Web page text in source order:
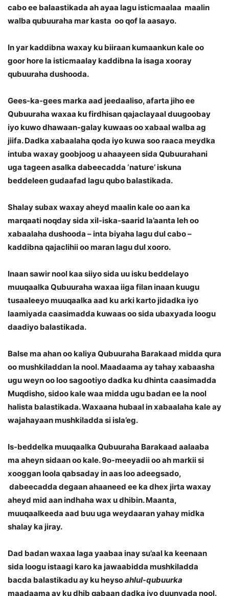
cabo ee balaastikada ah ayaa lagu isticmaalaa maalin
walba qubuuraha mar kasta oo qof la aasayo.
In yar kaddibna waxay ku biiraan kumaankun kale oo
goor hore la isticmaalay kaddibna la isaga xooray
qubuuraha dushooda.
Gees-ka-gees marka aad jeedaaliso, afarta jiho ee
Qubuuraha waxaa ku firdhisan qajaclayaal duugoobay
iyo kuwo dhawaan-galay kuwaas oo xabaal walba ag
jiifa. Dadka xabaalaha qoda iyo kuwa soo raaca meydka
intuba waxay goobjoog u ahaayeen sida Qubuurahani
uga tageen asalka dabeecadda ‘nature’ iskuna
beddeleen gudaafad lagu qubo balastikada.
Shalay subax waxay aheyd maalin kale oo aan ka
marqaati noqday sida xil-iska-saarid la’aanta leh oo
xabaalaha dushooda – inta biyaha lagu dul cabo –
kaddibna qajaclihii oo maran lagu dul xooro.
Inaan sawir nool kaa siiyo sida uu isku beddelayo
muuqaalka Qubuuraha waxaa iiga filan inaan kuugu
tusaaleeyo muuqaalka aad ku arki karto jidadka iyo
laamiyada caasimadda kuwaas oo sida ubaxyada loogu
daadiyo balastikada.
Balse ma ahan oo kaliya Qubuuraha Barakaad midda qura
oo mushkiladdan la nool. Maadaama ay tahay xabaasha
ugu weyn oo loo sagootiyo dadka ku dhinta caasimadda
Muqdisho, sidoo kale waa midda ugu badan ee la nool
halista balastikada. Waxaana hubaal in xabaalaha kale ay
wajahayaan mushkiladda si isla’eg.
Is-beddelka muuqaalka Qubuuraha Barakaad aalaaba
ma aheyn sidaan oo kale. 9o-meeyadii oo ah markii si
xooggan loola qabsaday in aas loo adeegsado,
dabeecadda degaan ahaaneed ee ka dhex jirta waxay
aheyd mid aan indhaha wax u dhibin. Maanta,
muuqaalkeeda aad buu uga weydaaran yahay midka
shalay ka jiray.
Dad badan waxaa laga yaabaa inay su’aal ka keenaan
sida loogu istaagi karo ka jawaabidda mushkiladda
bacda balastikadu ay ku heysoahlul-qubuurka
maadaama ay ku dhib qabaan dadka iyo duunyada nool.